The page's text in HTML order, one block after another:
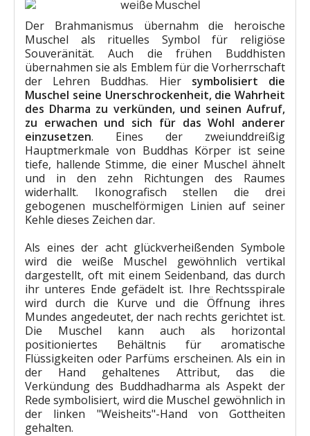
Der Brahmanismus übernahm die heroische
Muschel als rituelles Symbol für religiöse
Souveränität. Auch die frühen Buddhisten
übernahmen sie als Emblem für die Vorherrschaft
der Lehren Buddhas. Hier symbolisiert die
Muschel seine Unerschrockenheit, die Wahrheit
des Dharma zu verkünden, und seinen Aufruf,
zu erwachen und sich für das Wohl anderer
einzusetzen. Eines der zweiunddreißig
Hauptmerkmale von Buddhas Körper ist seine
tiefe, hallende Stimme, die einer Muschel ähnelt
und in den zehn Richtungen des Raumes
widerhallt. Ikonografisch stellen die drei
gebogenen muschelförmigen Linien auf seiner
Kehle dieses Zeichen dar.
Als eines der acht glückverheißenden Symbole
wird die weiße Muschel gewöhnlich vertikal
dargestellt, oft mit einem Seidenband, das durch
ihr unteres Ende gefädelt ist. Ihre Rechtsspirale
wird durch die Kurve und die Öffnung ihres
Mundes angedeutet, der nach rechts gerichtet ist.
Die Muschel kann auch als horizontal
positioniertes Behältnis für aromatische
Flüssigkeiten oder Parfüms erscheinen. Als ein in
der Hand gehaltenes Attribut, das die
Verkündung des Buddhadharma als Aspekt der
Rede symbolisiert, wird die Muschel gewöhnlich in
der linken "Weisheits"-Hand von Gottheiten
gehalten.